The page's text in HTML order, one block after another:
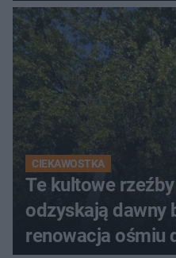
CIEKAWOSTKA
Te kultowe
odzyskają dawny
renowacja ośmiu